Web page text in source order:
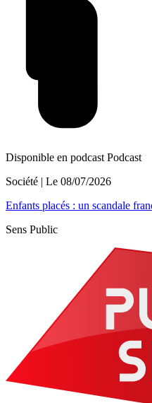
Disponible en podcast Podcast
Société | Le 08/07/2026
Enfants placés : un scandale
Sens Public